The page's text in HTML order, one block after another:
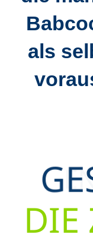
als
DIE